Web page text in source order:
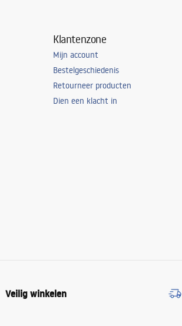
Klantenzone
Mijn account
Bestelgeschiedenis
Retourneer producten
Dien een klacht in
Veilig winkelen